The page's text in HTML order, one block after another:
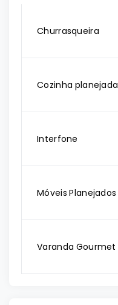
Churrasqueira
Cozinha planejada
Interfone
Móveis Planejados
Varanda Gourmet